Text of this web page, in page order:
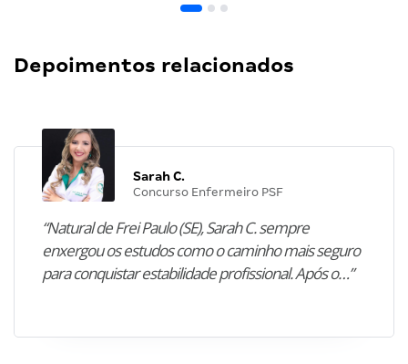
Depoimentos relacionados
Sarah C.
Concurso Enfermeiro PSF
“Natural de Frei Paulo (SE), Sarah C. sempre
enxergou os estudos como o caminho mais seguro
para conquistar estabilidade profissional. Após o…”